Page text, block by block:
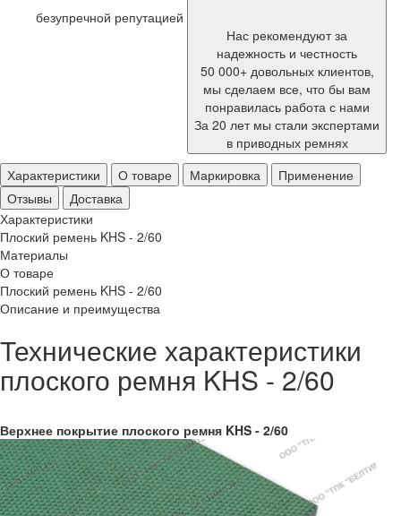
безупречной репутацией
Нас рекомендуют за
надежность и честность
50 000+ довольных клиентов,
мы сделаем все, что бы вам
понравилась работа с нами
За 20 лет мы стали экспертами
в приводных ремнях
Характеристики
О товаре Маркировка
Применение
Отзывы
Доставка
Характеристики
Плоский ремень KHS - 2/60
Материалы
О товаре
Плоский ремень KHS - 2/60
Описание и преимущества
Технические характеристики
плоского ремня KHS - 2/60
Верхнее покрытие плоского ремня KHS - 2/60